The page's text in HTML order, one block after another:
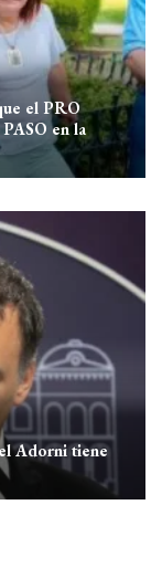
el PRO
en la
Adorni tiene